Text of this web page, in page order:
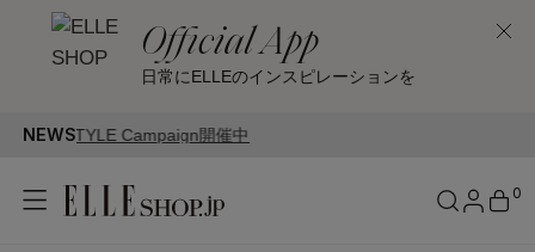
Official App
日常にELLEのインスピレーションを
NEWS
0